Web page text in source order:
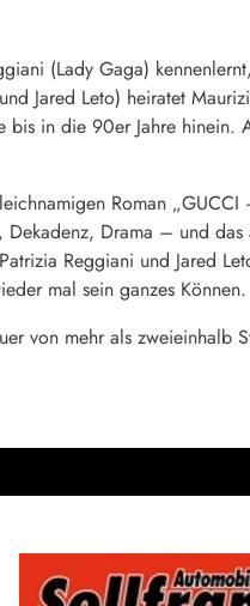
(Lady Gaga)
Jared Leto) heiratet
in die 90er Jahre hinein.
Roman
Drama – und
Reggiani und Jared
mal sein ganzes Können.
von mehr als zweieinhalb